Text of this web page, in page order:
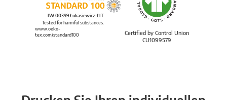
Certified by Control Union
CU1099579
IW 00399 Łukasiewicz-ŁIT
Tested for harmful substances.
www.oeko-
tex.com/standard100